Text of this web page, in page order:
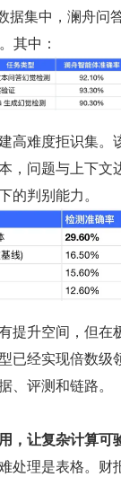
据集中，澜舟问
其中：
高难度拒识集。
，问题与上下文
的判别能力。
提升空间，但在
已经实现倍数级
、评测和链路。
，让复杂计算可
处理是表格。财